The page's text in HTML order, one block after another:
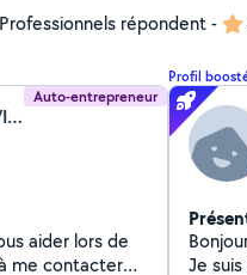
répondent-
Auto-entrepreneur
Yohan Trontin (LDEM SERVICES)
me contacter
Profil
Bonjour Je suis dans le transport depuis plus
Je suis équipé d'un